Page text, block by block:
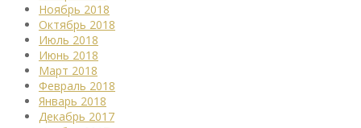
Ноябрь 2018
Октябрь 2018
Июль 2018
Июнь 2018
Март 2018
Февраль 2018
Январь 2018
Декабрь 2017